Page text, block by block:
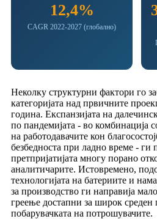
12,4%
CAGR 2022-2027 (глобално)
Неколку структурни фактори го
категоријата над првичните
година. Експанзијата на
по пандемијата - во комбинација
на работодавачите кон
безбедноста при ладно време - ги
претпријатијата многу порано
аналитичарите. Истовремено,
технологијата на батериите и
за производство ги направија
греење достапни за широк среден
побарувачката на потрошувачите.